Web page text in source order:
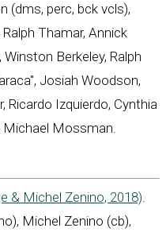
(dms, perc, bck vcls),
Thamar, Annick
Berkeley, Ralph
Josiah Woodson,
Ricardo Izquierdo, Cynthia
Michael Mossman.
& Michel Zenino, 2018).
Michel Zenino (cb),